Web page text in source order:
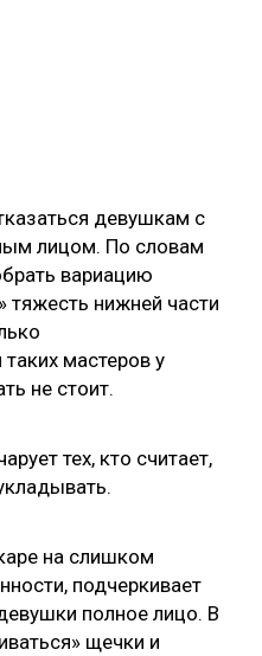
девушкам с
лицом. По словам
вариацию
тяжесть нижней части
мастеров у
не стоит.
тех, кто считает,
на слишком
подчеркивает
полное лицо. В
щечки и